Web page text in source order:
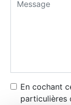
En cochant
particulières